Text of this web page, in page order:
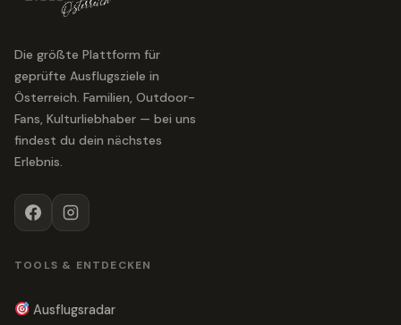
Die größte Plattform für
geprüfte Ausflugsziele in
Österreich. Familien, Outdoor-
Fans, Kulturliebhaber — bei uns
findest du dein nächstes
Erlebnis.
TOOLS & ENTDECKEN
Ausflugsradar